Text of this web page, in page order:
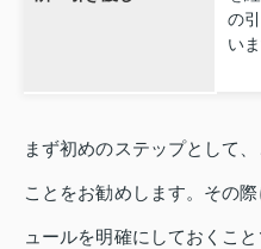
の
いま
まず初めのステップとして
ことをお勧めします。その
ュールを明確にしておくこ